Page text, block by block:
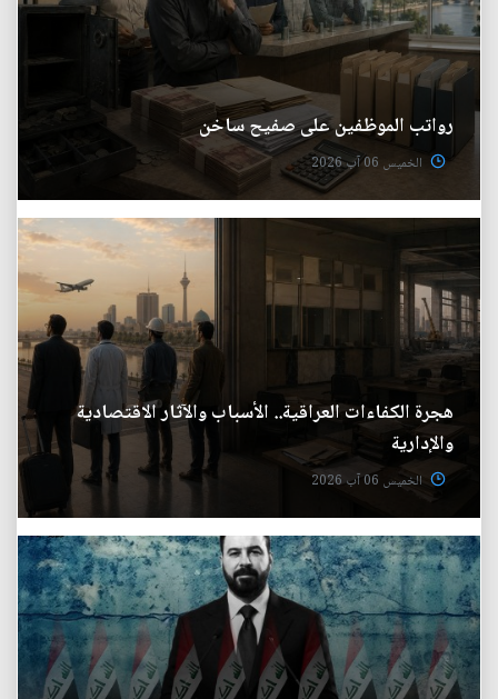
رواتب الموظفين على صفيح ساخن
الخميس 06 آب 2026
هجرة الكفاءات العراقية.. الأسباب والآثار الاقتصادية
والإدارية
الخميس 06 آب 2026